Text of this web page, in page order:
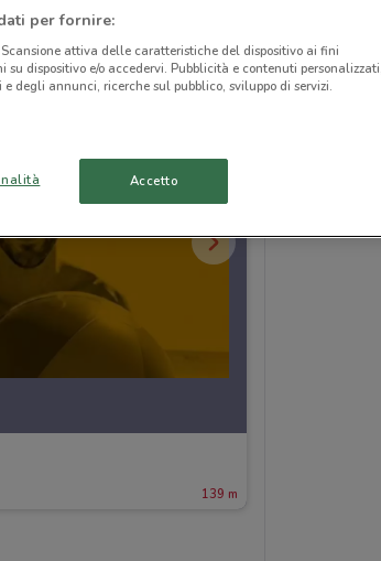
139 m
per fornire:
attiva delle caratteristiche del dispositivo ai fini
dispositivo e/o accedervi. Pubblicità e contenuti personalizzati,
degli annunci, ricerche sul pubblico, sviluppo di servizi.
Accetto